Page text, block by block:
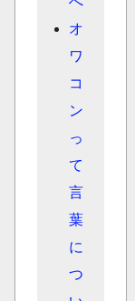
オ
ワ
コ
ン
っ
て
言
葉
に
つ